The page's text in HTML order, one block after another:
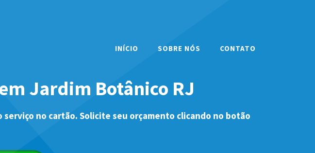
INÍCIO SOBRE NÓS CONTATO
Jardim Botânico RJ
no cartão. Solicite seu orçamento clicando no botão